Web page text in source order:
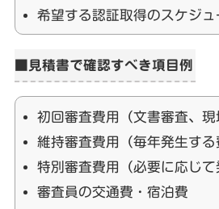
希望する認証取得のスケジュ
■見積書で確認すべき項目例
初回審査費用（文書審査、現
維持審査費用（毎年発生する
特別審査費用（必要に応じて
審査員の交通費・宿泊費